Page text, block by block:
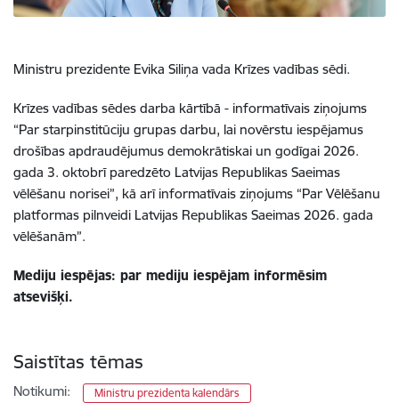
Ministru prezidente Evika Siliņa vada Krīzes vadības sēdi.
Krīzes vadības sēdes darba kārtībā - informatīvais ziņojums
“Par starpinstitūciju grupas darbu, lai novērstu iespējamus
drošības apdraudējumus demokrātiskai un godīgai 2026.
gada 3. oktobrī paredzēto Latvijas Republikas Saeimas
vēlēšanu norisei”, kā arī informatīvais ziņojums “Par Vēlēšanu
platformas pilnveidi Latvijas Republikas Saeimas 2026. gada
vēlēšanām”.
Mediju iespējas: par mediju iespējam informēsim
atsevišķi.
Saistītas tēmas
Notikumi: Ministru prezidenta kalendārs